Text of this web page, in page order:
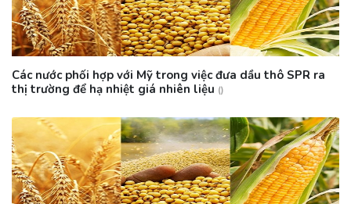
Các nước phối hợp với Mỹ trong việc đưa dầu thô SPR ra
thị trường để hạ nhiệt giá nhiên liệu ()